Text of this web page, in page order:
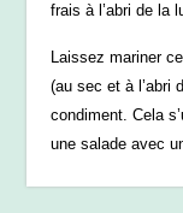
frais à l’abri de la
Laissez mariner
(au sec et à l’abri
condiment. Cela
une salade avec